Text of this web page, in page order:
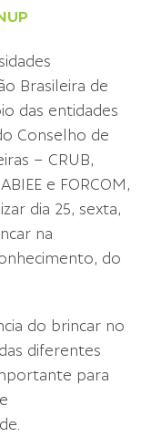
Brasileira de
das entidades
Conselho de
– CRUB,
e FORCOM,
dia 25, sexta,
na
do
do brincar no
diferentes
para